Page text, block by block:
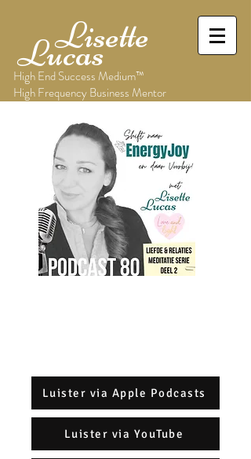
Lisette
Lucas
High End Success Medium™
High Frequency Business Mentor
Luister via Apple Podcasts
Luister via YouTube